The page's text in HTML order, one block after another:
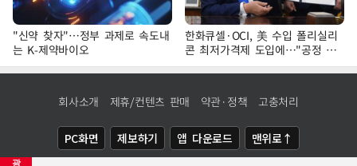
광
"신약 찾자"…정부 과제로 속도내
는 K-제약바이오
한화큐셀·OCI, 美 수입 폴리실리
콘 최저가격제 도입에…"공정 경
쟁·수익성 개선 환영"
회사소개 제휴/컨텐츠 판매 약관·정책 고충처리
PC화면 제보하기 앱 다운로드 맨위로↑